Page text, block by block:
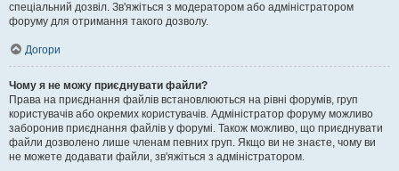
спеціальний дозвіл. Зв'яжіться з модератором або адміністратором
форуму для отримання такого дозволу.
Догори
Чому я не можу приєднувати файли?
Права на приєднання файлів встановлюються на рівні форумів, груп
користувачів або окремих користувачів. Адміністратор форуму можливо
заборонив приєднання файлів у форумі. Також можливо, що приєднувати
файли дозволено лише членам певних груп. Якщо ви не знаєте, чому ви
не можете додавати файли, зв'яжіться з адміністратором.